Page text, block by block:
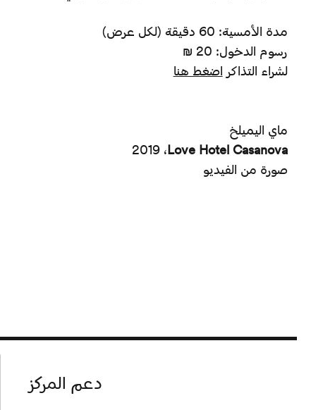
مدة الأمسية: 60 دقيقة (لكل عرض)
رسوم الدخول: 20 ₪
لشراء التذاكر اضغط هنا
ماي اليميلخ
2019 ،Love Hotel Casanova
صورة من الفيديو
دعم المركز